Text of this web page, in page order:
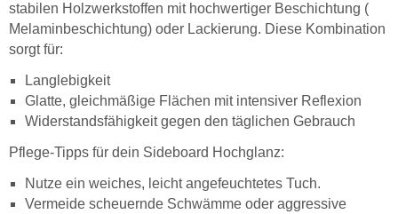
stabilen Holzwerkstoffen mit hochwertiger Beschichtung (
Melaminbeschichtung) oder Lackierung. Diese Kombination
sorgt für:
Langlebigkeit
Glatte, gleichmäßige Flächen mit intensiver Reflexion
Widerstandsfähigkeit gegen den täglichen Gebrauch
Pflege-Tipps für dein Sideboard Hochglanz:
Nutze ein weiches, leicht angefeuchtetes Tuch.
Vermeide scheuernde Schwämme oder aggressive